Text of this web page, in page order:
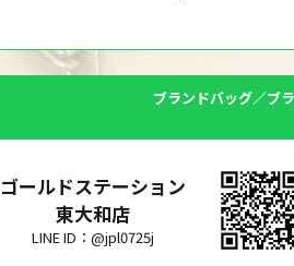
ブランドバッグ／ブ
ゴールドステーション
東大和店
LINE ID：@jpl0725j